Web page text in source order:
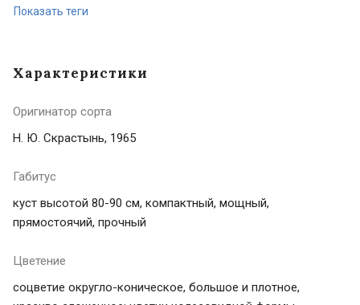
Показать теги
Характеристики
Оригинатор сорта
Н. Ю. Скрастынь, 1965
Габитус
куст высотой 80-90 см, компактный, мощный,
прямостоячий, прочный
Цветение
соцветие округло-коническое, большое и плотное,